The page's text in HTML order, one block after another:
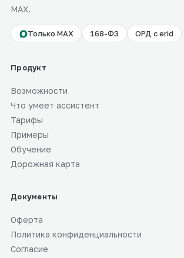
MAX.
Только MAX 168-ФЗ ОРД с erid
Продукт
Возможности
Что умеет ассистент
Тарифы
Примеры
Обучение
Дорожная карта
Документы
Оферта
Политика конфиденциальности
Согласие